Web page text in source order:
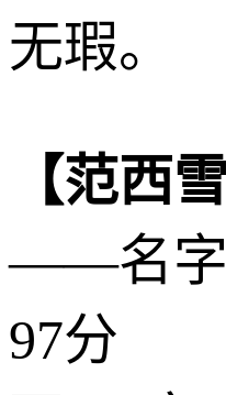
无瑕。
【范西雪
——名字
97分